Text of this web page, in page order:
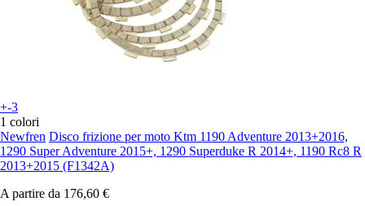
+-3
1 colori
Newfren Disco frizione per moto Ktm 1190 Adventure 2013+2016,
1290 Super Adventure 2015+, 1290 Superduke R 2014+, 1190 Rc8 R
2013+2015 (F1342A)
A partire da 176,60 €